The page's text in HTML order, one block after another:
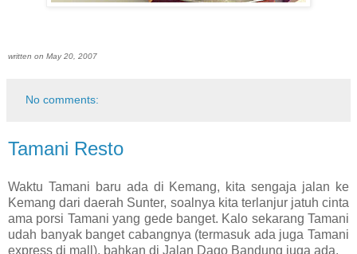
written on May 20, 2007
No comments:
Tamani Resto
Waktu Tamani baru ada di Kemang, kita sengaja jalan ke
Kemang dari daerah Sunter, soalnya kita terlanjur jatuh cinta
ama porsi Tamani yang gede banget. Kalo sekarang Tamani
udah banyak banget cabangnya (termasuk ada juga Tamani
express di mall), bahkan di Jalan Dago Bandung juga ada.